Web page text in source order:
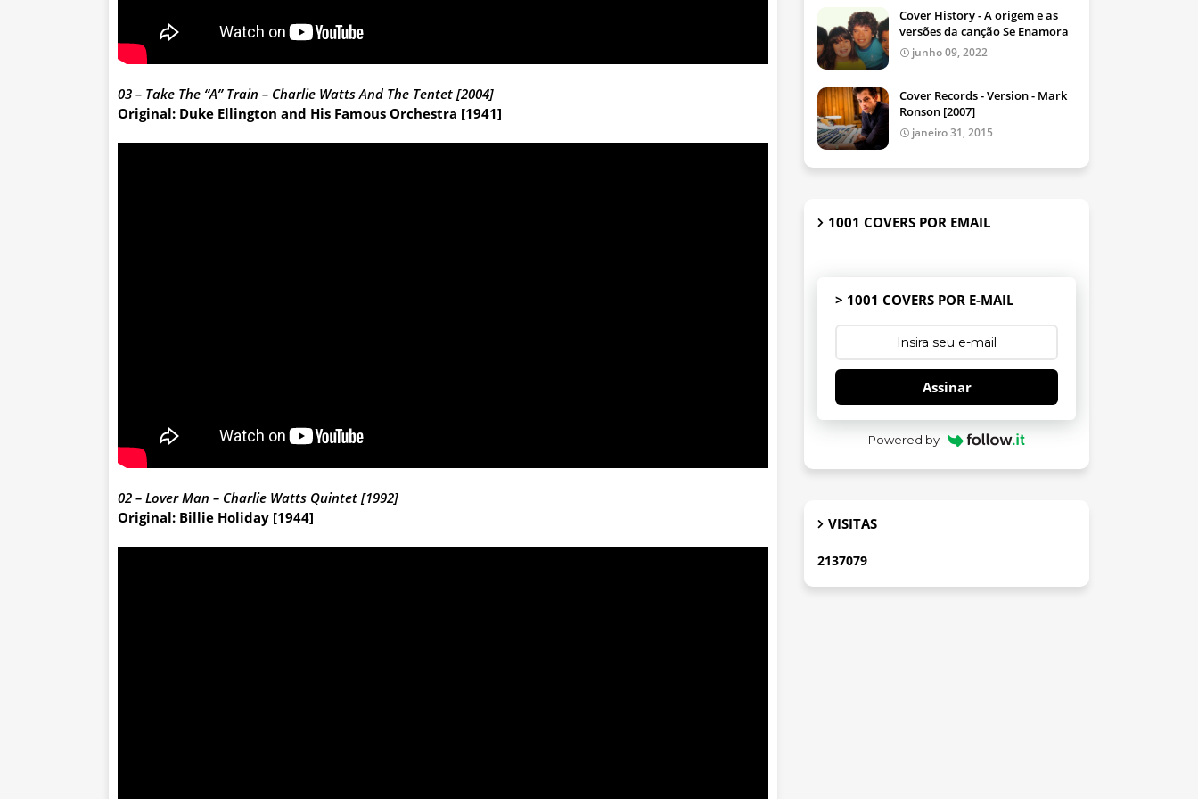
03 – Take The “A” Train – Charlie Watts And The Tentet [2004]
Original: Duke Ellington and His Famous Orchestra [1941]
02 – Lover Man – Charlie Watts Quintet [1992]
Original: Billie Holiday [1944]
Cover History - A origem e as
versões da canção Se Enamora
junho 09, 2022
Cover Records - Version - Mark
Ronson [2007]
janeiro 31, 2015
1001 COVERS POR EMAIL
> 1001 COVERS POR E-MAIL
Assinar
Powered by
VISITAS
2137079